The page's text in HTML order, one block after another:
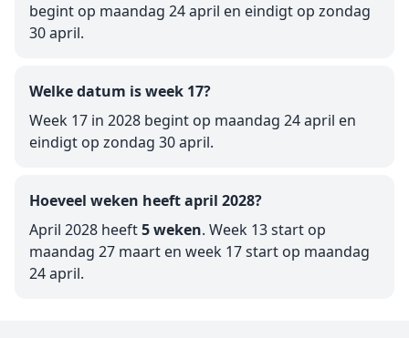
begint op maandag 24 april en eindigt op zondag
30 april.
Welke datum is week 17?
Week 17 in 2028 begint op maandag 24 april en
eindigt op zondag 30 april.
Hoeveel weken heeft april 2028?
April 2028 heeft5 weken. Week 13 start op
maandag 27 maart en week 17 start op maandag
24 april.